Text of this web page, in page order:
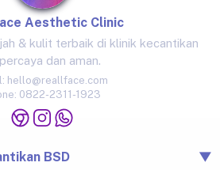
Aesthetic Clinic
& kulit terbaik di klinik kecantikan
dan aman.
hello@reallface.com
0822-2311-1923
BSD
▼